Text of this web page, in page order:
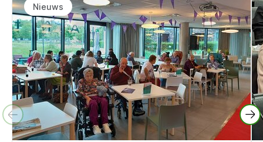
Nieuws